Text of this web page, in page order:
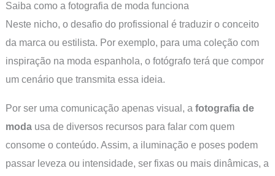
Saiba como a fotografia de moda funciona
Neste nicho, o desafio do profissional é traduzir o conceito
da marca ou estilista. Por exemplo, para uma coleção com
inspiração na moda espanhola, o fotógrafo terá que compor
um cenário que transmita essa ideia.
Por ser uma comunicação apenas visual, a fotografia de
moda usa de diversos recursos para falar com quem
consome o conteúdo. Assim, a iluminação e poses podem
passar leveza ou intensidade, ser fixas ou mais dinâmicas, a